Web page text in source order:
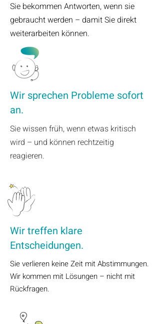
Sie bekommen Antworten, wenn sie
gebraucht werden – damit Sie direkt
weiterarbeiten können.
Wir sprechen Probleme sofort
an.
​Sie wissen früh, wenn etwas kritisch
wird – und können rechtzeitig
reagieren.
Wir treffen klare
Entscheidungen.
Sie verlieren keine Zeit mit Abstimmungen.
Wir kommen mit Lösungen – nicht mit
Rückfragen.